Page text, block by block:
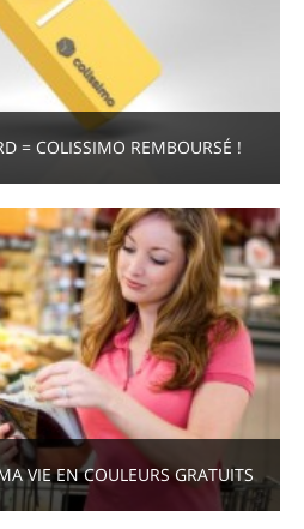
= COLISSIMO REMBOURSÉ !
VIE EN COULEURS GRATUITS